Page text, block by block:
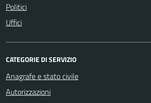
Politici
Uffici
CATEGORIE DI SERVIZIO
Anagrafe e stato civile
Autorizzazioni